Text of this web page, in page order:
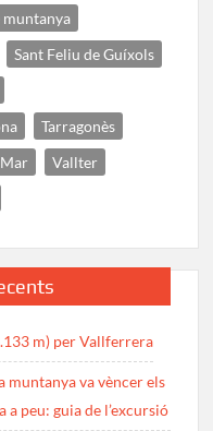
muntanya
Sant Feliu de Guíxols
Tarragonès
Vallter
m) per Vallferrera
muntanya va vèncer els
a peu: guia de l’excursió